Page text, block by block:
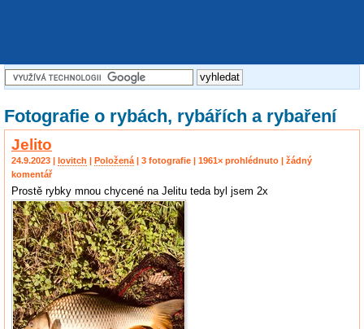
Fotografie o rybách, rybářích a rybaření
Jelito
24.9.2023 | lovitch | Položená | 3 fotografie | 1961× prohlédnuto | žádný
komentář
Prostě rybky mnou chycené na Jelitu teda byl jsem 2x